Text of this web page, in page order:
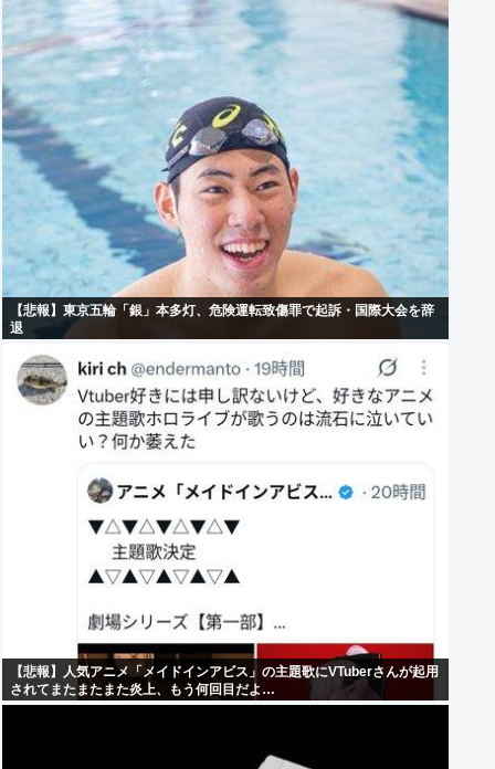
【悲報】東京五輪「銀」本多灯、危険運転致傷罪で起訴・国際大会を辞
退
【悲報】人気アニメ「メイドインアビス」の主題歌にVTuberさんが起用
されてまたまたまた炎上、もう何回目だよ…